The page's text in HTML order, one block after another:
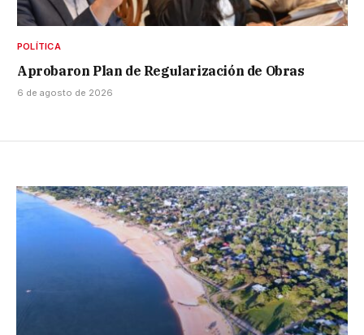
POLÍTICA
Aprobaron Plan de Regularización de Obras
6 de agosto de 2026